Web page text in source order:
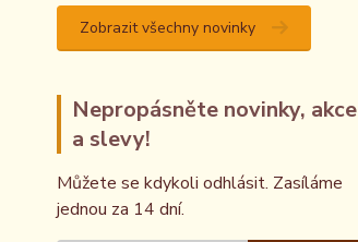
Zobrazit všechny novinky
Nepropásněte novinky, akce
a slevy!
Můžete se kdykoli odhlásit. Zasíláme
jednou za 14 dní.